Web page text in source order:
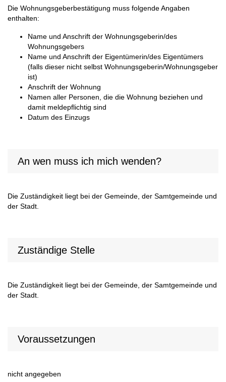
Die Wohnungsgeberbestätigung muss folgende Angaben
enthalten:
Name und Anschrift der Wohnungsgeberin/des
Wohnungsgebers
Name und Anschrift der Eigentümerin/des Eigentümers
(falls dieser nicht selbst Wohnungsgeberin/Wohnungsgeber
ist)
Anschrift der Wohnung
Namen aller Personen, die die Wohnung beziehen und
damit meldepflichtig sind
Datum des Einzugs
An wen muss ich mich wenden?
Die Zuständigkeit liegt bei der Gemeinde, der Samtgemeinde und
der Stadt.
Zuständige Stelle
Die Zuständigkeit liegt bei der Gemeinde, der Samtgemeinde und
der Stadt.
Voraussetzungen
nicht angegeben